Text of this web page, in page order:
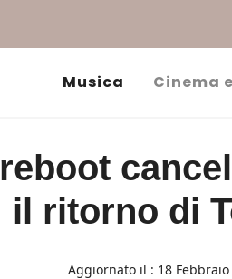
Musica Cinema
il ritorno di
Aggiornato il : 18